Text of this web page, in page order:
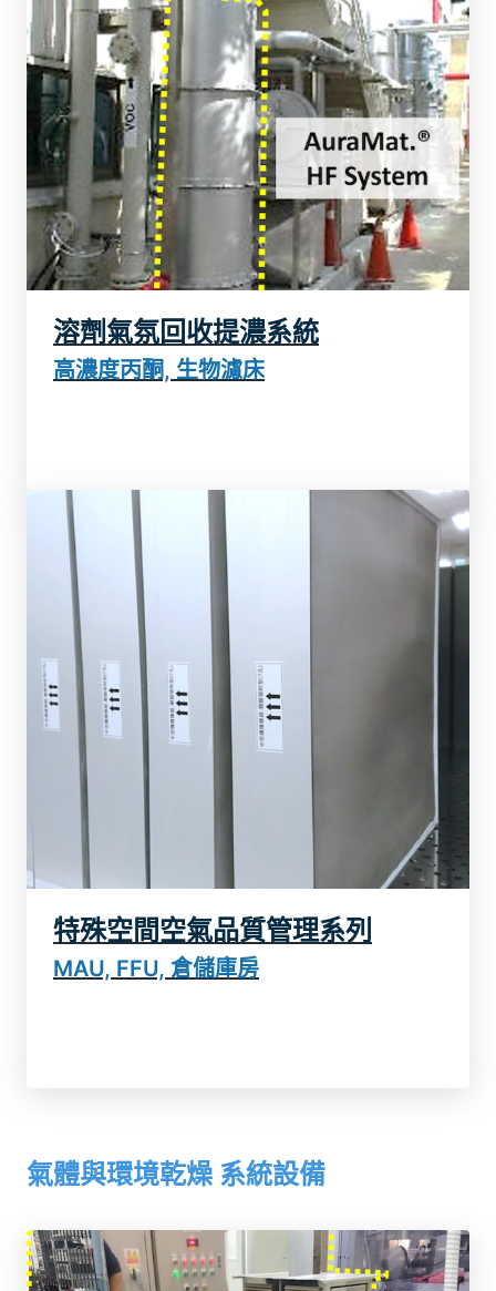
了解更多
溶劑氣氛回收提濃系統
高濃度丙酮, 生物濾床
了解更多
特殊空間空氣品質管理系列
MAU, FFU, 倉儲庫房
氣體與環境乾燥 系統設備